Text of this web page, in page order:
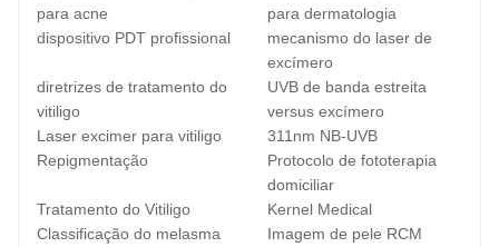
para acne
para dermatologia
dispositivo PDT profissional
mecanismo do laser de
excímero
diretrizes de tratamento do
vitiligo
UVB de banda estreita
versus excímero
Laser excimer para vitiligo
311nm NB-UVB
Repigmentação
Protocolo de fototerapia
domiciliar
Tratamento do Vitiligo
Kernel Medical
Classificação do melasma
Imagem de pele RCM